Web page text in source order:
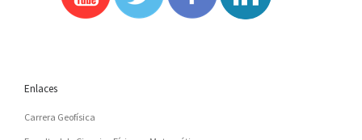
Enlaces
Carrera Geofísica